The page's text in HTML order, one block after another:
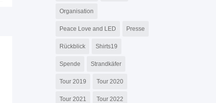
Organisation
Peace Love and LED Presse
Rückblick Shirts19
Spende Strandkäfer
Tour 2019 Tour 2020
Tour 2021 Tour 2022